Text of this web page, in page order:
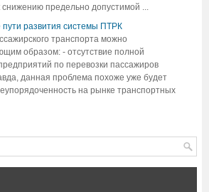
снижению предельно допустимой ...
развития системы ПТРК
транспорта можно
образом: - отсутствие полной
по перевозки пассажиров
данная проблема похоже уже будет
на рынке транспортных